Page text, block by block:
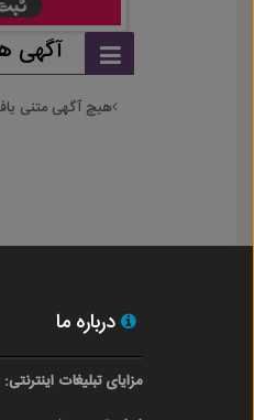
آگهی
هیچ آگهی متنی
درباره ما
مزایای تبلیغات اینترنتی: